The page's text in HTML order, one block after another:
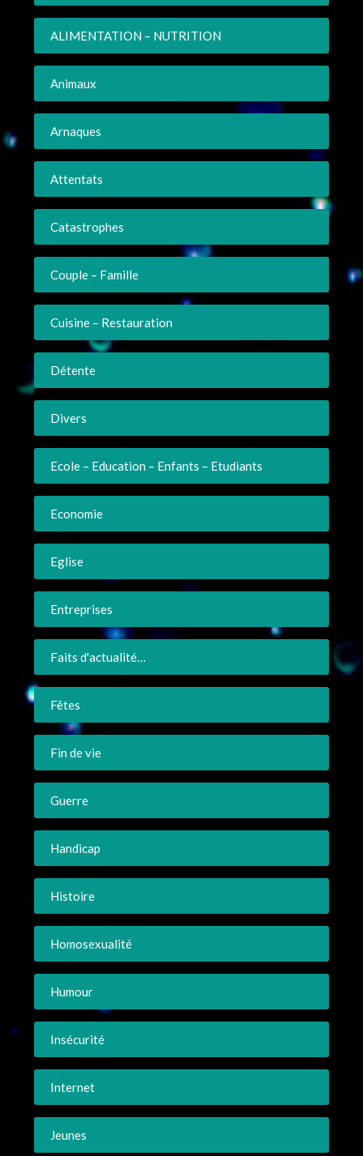
ALIMENTATION – NUTRITION
Animaux
Arnaques
Attentats
Catastrophes
Couple – Famille
Cuisine – Restauration
Détente
Divers
Ecole – Education – Enfants – Etudiants
Economie
Eglise
Entreprises
Faits d'actualité…
Fêtes
Fin de vie
Guerre
Handicap
Histoire
Homosexualité
Humour
Insécurité
Internet
Jeunes